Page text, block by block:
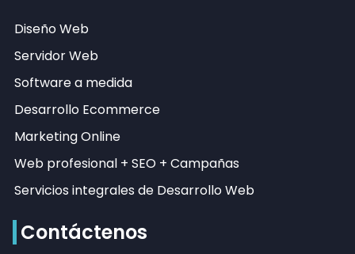
Diseño Web
Servidor Web
Software a medida
Desarrollo Ecommerce
Marketing Online
Web profesional + SEO + Campañas
Servicios integrales de Desarrollo Web
Contáctenos